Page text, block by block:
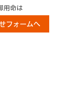
用命は
フォームへ